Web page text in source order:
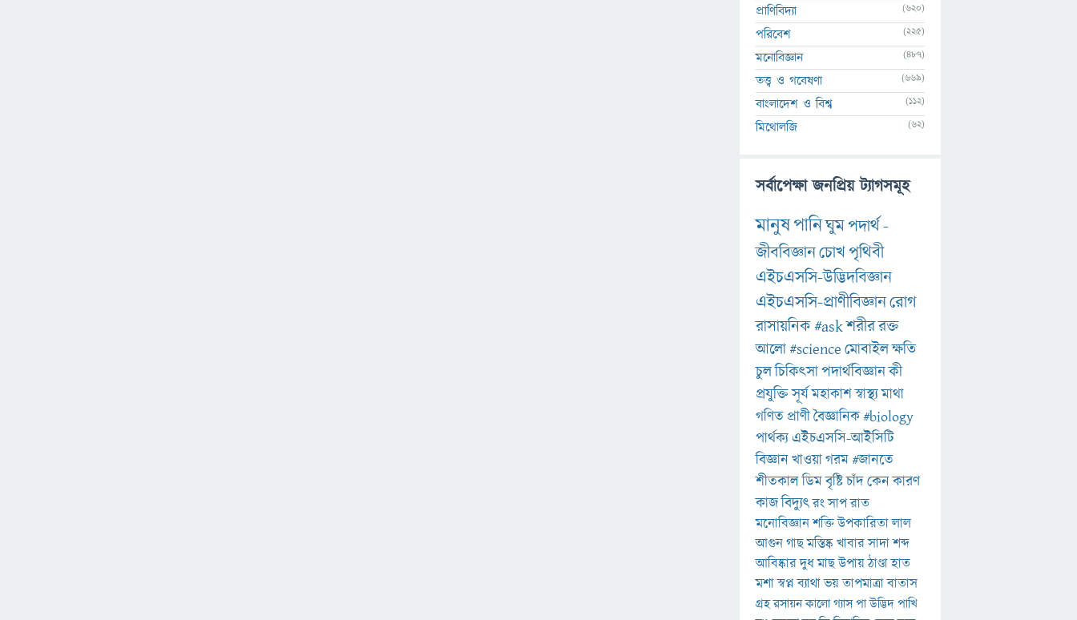
প্রাণিবিদ্যা (620)
পরিবেশ (225)
মনোবিজ্ঞান (487)
তত্ত্ব ও গবেষণা (669)
বাংলাদেশ ও বিশ্ব (112)
মিথোলজি (62)
সর্বাপেক্ষা জনপ্রিয় ট্যাগসমূহ
মানুষপানিঘুমপদার্থ-
জীববিজ্ঞানচোখপৃথিবী
এইচএসসি-উদ্ভিদবিজ্ঞান
এইচএসসি-প্রাণীবিজ্ঞানরোগ
রাসায়নিক#askশরীররক্ত
আলো#scienceমোবাইলক্ষতি
চুলচিকিৎসাপদার্থবিজ্ঞানকী
প্রযুক্তিসূর্যমহাকাশস্বাস্থ্যমাথা
গণিত প্রাণীবৈজ্ঞানিক#biology
পার্থক্য এইচএসসি-আইসিটি
বিজ্ঞানখাওয়াগরম#জানতে
শীতকালডিমবৃষ্টিচাঁদকেনকারণ
কাজবিদ্যুৎরংসাপরাত
মনোবিজ্ঞানশক্তিউপকারিতালাল
আগুনগাছমস্তিষ্কখাবারসাদাশব্দ
আবিষ্কারদুধমাছউপায়ঠাণ্ডাহাত
মশাস্বপ্নব্যাথাভয়তাপমাত্রাবাতাস
গ্রহরসায়নকালোগ্যাসপাউদ্ভিদপাখি